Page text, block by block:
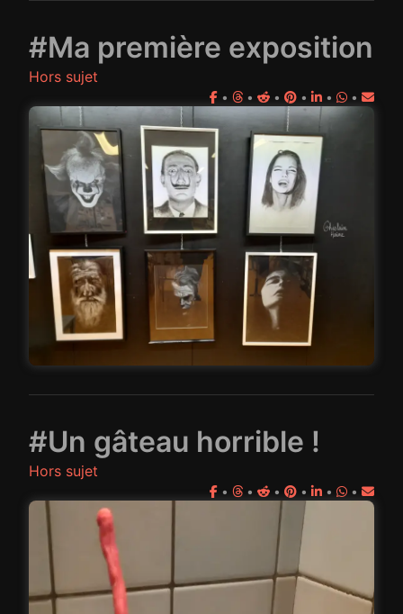
#Ma première exposition
Hors sujet
• • • • • •
#Un gâteau horrible !
Hors sujet
• • • • • •